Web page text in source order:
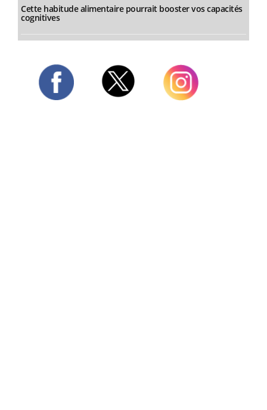
Cette habitude alimentaire pourrait booster vos capacités
cognitives